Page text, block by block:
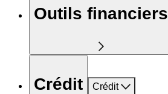
Outils financiers
Crédit Crédit